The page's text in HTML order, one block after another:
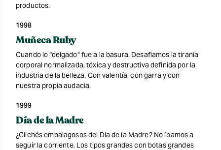
productos.
1998
Muñeca Ruby
Cuando lo “delgado” fue a la basura. Desafiamos la tiranía
corporal normalizada, tóxica y destructiva definida por la
industria de la belleza. Con valentía, con garra y con
nuestra propia audacia.
1999
Día de la Madre
¿Clichés empalagosos del Día de la Madre? No íbamos a
seguir la corriente. Los tipos grandes con botas grandes